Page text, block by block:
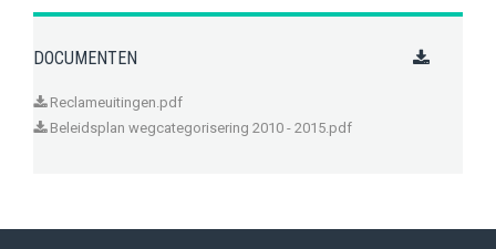
DOCUMENTEN
Reclameuitingen.pdf
Beleidsplan wegcategorisering 2010 - 2015.pdf